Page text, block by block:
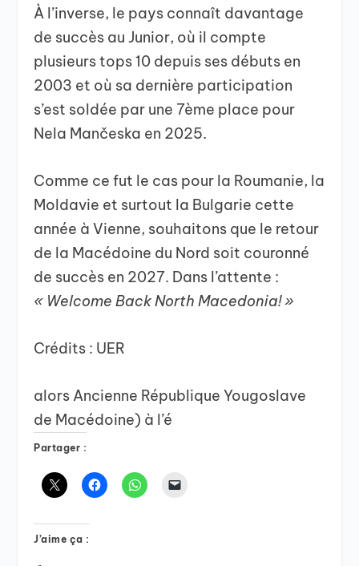
À l’inverse, le pays connaît davantage
de succès au Junior, où il compte
plusieurs tops 10 depuis ses débuts en
2003 et où sa dernière participation
s’est soldée par une 7ème place pour
Nela Mančeska en 2025.
Comme ce fut le cas pour la Roumanie, la
Moldavie et surtout la Bulgarie cette
année à Vienne, souhaitons que le retour
de la Macédoine du Nord soit couronné
de succès en 2027. Dans l’attente :
« Welcome Back North Macedonia! »
Crédits : UER
alors Ancienne République Yougoslave
de Macédoine) à l’é
Partager :
J’aime ça :